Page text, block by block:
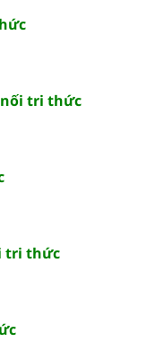
nối tri thức
tri thức